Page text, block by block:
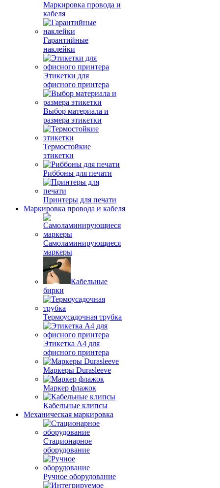
Маркировка провода и
кабеля
Гарантийные
наклейки
Этикетки для
офисного принтера
Выбор материала и
размера этикетки
Термостойкие
этикетки
Риббоны для печати
Принтеры для печати
Маркировка провода и кабеля
Самоламинирующиеся
маркеры
Кабельные
бирки
Термоусадочная трубка
Этикетка А4 для
офисного принтера
Маркеры Durasleeve
Маркер флажок
Кабельные клипсы
Механическая маркировка
Стационарное
оборудование
Ручное оборудование